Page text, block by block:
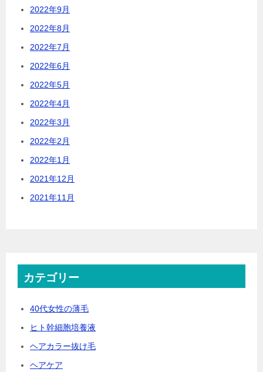
2022年9月
2022年8月
2022年7月
2022年6月
2022年5月
2022年4月
2022年3月
2022年2月
2022年1月
2021年12月
2021年11月
カテゴリー
40代女性の薄毛
ヒト幹細胞培養液
ヘアカラー抜け毛
ヘアケア